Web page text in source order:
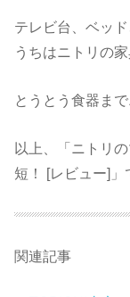
テレビ台、ベッ
うちはニトリの
とうとう食器ま
以上、「ニトリ
短！ [レビュー]」
関連記事